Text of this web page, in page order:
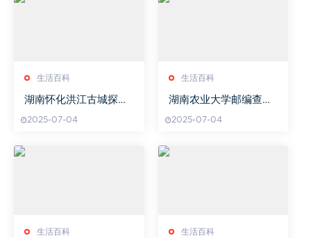
生活百科
湖南怀化洪江古城探索-
2025-07-04
生活百科
湖南农业大学邮编查询
息解读
2025-07-04
生活百科 生活百科